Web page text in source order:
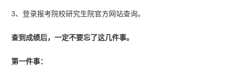
3、登录报考院校研究生院官方网站查询。
查到成绩后，一定不要忘了这几件事。
第一件事：